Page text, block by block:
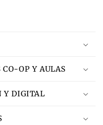
CO-OP Y AULAS
Y DIGITAL